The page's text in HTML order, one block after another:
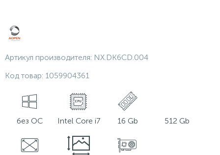
Артикул производителя: NX.DK6CD.004
Код товар: 1059904361
без ОС Intel Core i7 16 Gb 512 Gb